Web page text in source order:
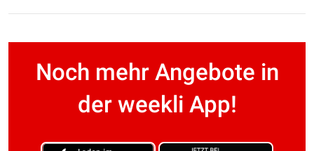
Noch mehr Angebote in
der weekli App!